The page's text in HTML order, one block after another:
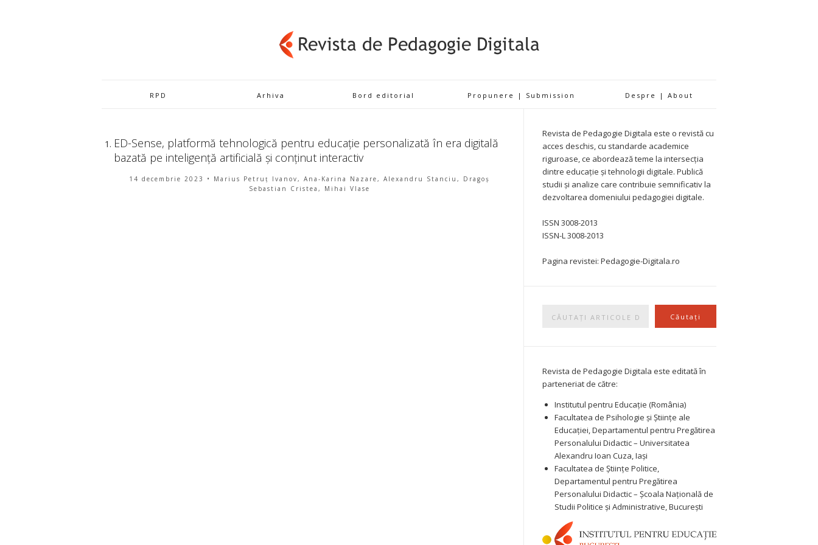
RPD Arhiva Bord editorial Propunere | Submission Despre | About
ED-Sense, platformă tehnologică pentru educație personalizată în era digitală
bazată pe inteligență artificială și conținut interactiv
14 decembrie 2023
• Marius Petruț Ivanov, Ana-Karina Nazare, Alexandru Stanciu, Dragoș
Sebastian Cristea, Mihai Vlase
Revista de Pedagogie Digitala este o revistă cu
acces deschis, cu standarde academice
riguroase, ce abordează teme la intersecția
dintre educație și tehnologii digitale. Publică
studii și analize care contribuie semnificativ la
dezvoltarea domeniului pedagogiei digitale.
ISSN 3008-2013
ISSN-L 3008-2013
Pagina revistei: Pedagogie-Digitala.ro
Căutați
Revista de Pedagogie Digitala este editată în
parteneriat de către:
Institutul pentru Educație (România)
Facultatea de Psihologie și Științe ale
Educației, Departamentul pentru Pregătirea
Personalului Didactic – Universitatea
Alexandru Ioan Cuza, Iași
Facultatea de Științe Politice,
Departamentul pentru Pregătirea
Personalului Didactic – Școala Națională de
Studii Politice și Administrative, București